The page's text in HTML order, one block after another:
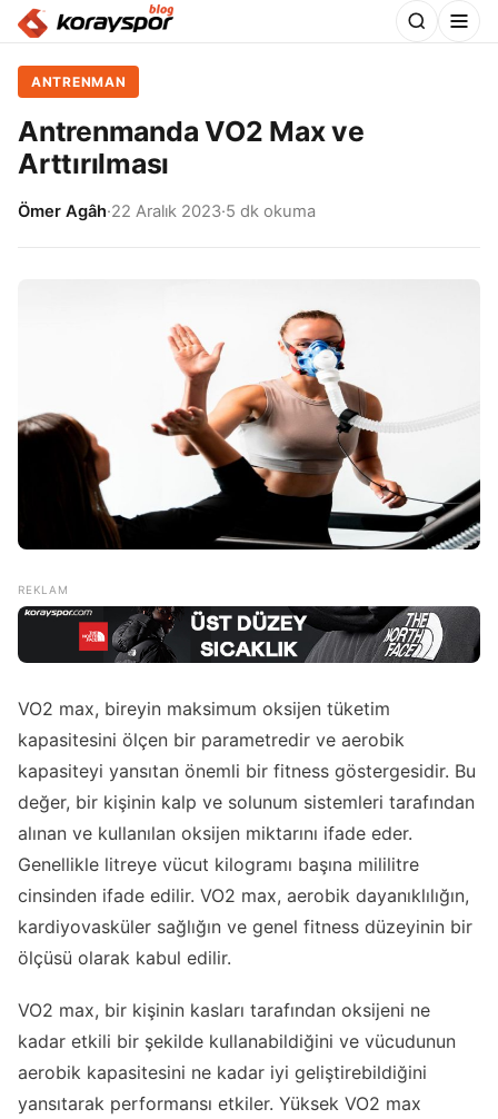
ANTRENMAN
Antrenmanda VO2 Max ve
Arttırılması
Ömer Agâh·22 Aralık 2023·5 dk okuma
VO2 max, bireyin maksimum oksijen tüketim
kapasitesini ölçen bir parametredir ve aerobik
kapasiteyi yansıtan önemli bir fitness göstergesidir. Bu
değer, bir kişinin kalp ve solunum sistemleri tarafından
alınan ve kullanılan oksijen miktarını ifade eder.
Genellikle litreye vücut kilogramı başına mililitre
cinsinden ifade edilir. VO2 max, aerobik dayanıklılığın,
kardiyovasküler sağlığın ve genel fitness düzeyinin bir
ölçüsü olarak kabul edilir.
VO2 max, bir kişinin kasları tarafından oksijeni ne
kadar etkili bir şekilde kullanabildiğini ve vücudunun
aerobik kapasitesini ne kadar iyi geliştirebildiğini
yansıtarak performansı etkiler. Yüksek VO2 max